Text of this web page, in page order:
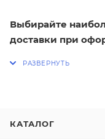
Выбирайте
доставки при
КАТАЛОГ